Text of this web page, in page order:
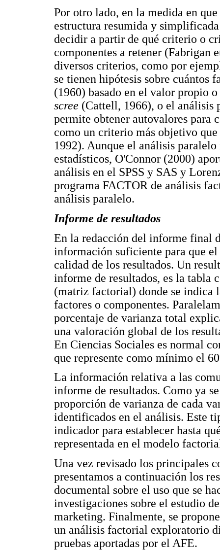
Por otro lado, en la medida en
estructura resumida y
decidir a partir de qué criterio o
componentes a retener
diversos criterios, como por
se tienen hipótesis sobre cuántos
(1960) basado en el valor propio
scree (Cattell, 1966), o el análisis
permite obtener autovalores para
como un criterio más objetivo
1992). Aunque el análisis
estadísticos, O'Connor (2000)
análisis en el SPSS y SAS y
programa FACTOR de análisis
análisis paralelo.
Informe de resultados
En la redacción del informe final
información suficiente para que
calidad de los resultados. Un
informe de resultados, es la tabla
(matriz factorial) donde se indica
factores o componentes.
porcentaje de varianza total
una valoración global de los
En Ciencias Sociales es normal
que represente como mínimo el
La información relativa a las
informe de resultados. Como ya
proporción de varianza de cada
identificados en el análisis. Este
indicador para establecer hasta
representada en el modelo
Una vez revisado los principales
presentamos a continuación los
documental sobre el uso que se
investigaciones sobre el estudio
marketing. Finalmente, se
un análisis factorial exploratorio
pruebas aportadas por el AFE.